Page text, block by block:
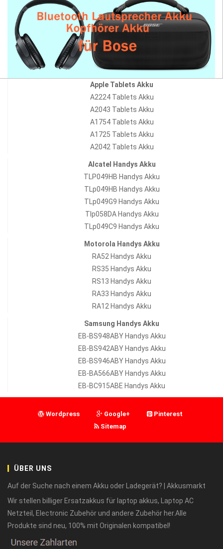
Apple Tablets Akku
A2224 Tablets Akku
A2043 Tablets Akku
A1754 Tablets Akku
A1725 Tablets Akku
A2042 Tablets Akku
Alcatel Handys Akku
TLP049HB Handys Akku
TLp049HB Handys Akku
TLp049G9 Handys Akku
Tlp058DA Handys Akku
TLp049C9 Handys Akku
Motorola Handys Akku
RA52 Handys Akku
RS35 Handys Akku
RS13 Handys Akku
RA33 Handys Akku
RA12 Handys Akku
Samsung Handys Akku
EB-BS948ABY Handys Akku
EB-BS942ABY Handys Akku
EB-BS946ABY Handys Akku
EB-BA566ABY Handys Akku
EB-BC915ABE Handys Akku
Wordpress Google+
Pinterest
Sitemap
ÜBER UNS
Auf der Suche nach einem Akku oder Ladegerät? | Akkusmarkt
Wir stellen billiger Ersatzakkus für laptop akkus, Laptop AC
Netzteil, Electronic Zubehör und andere Zubehör her.Alle
Produkte sind neu, 100% mit Originalen kompatibel!